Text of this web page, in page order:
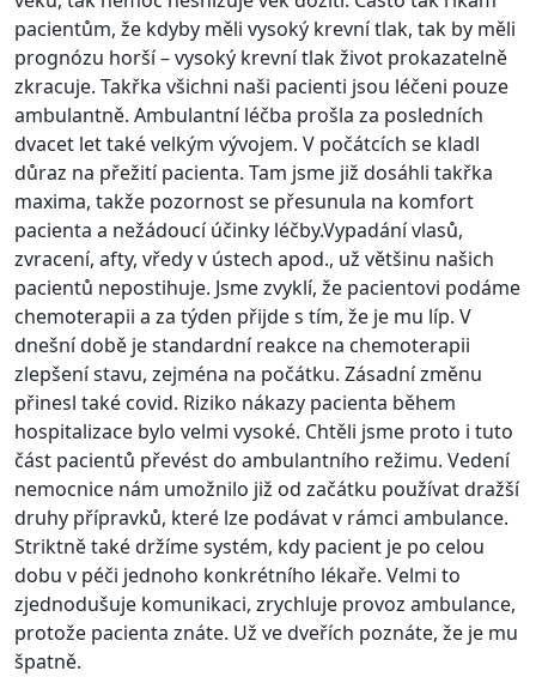
pacientům, že kdyby měli vysoký krevní tlak, tak by měli
prognózu horší – vysoký krevní tlak život prokazatelně
zkracuje. Takřka všichni naši pacienti jsou léčeni pouze
ambulantně. Ambulantní léčba prošla za posledních
dvacet let také velkým vývojem. V počátcích se kladl
důraz na přežití pacienta. Tam jsme již dosáhli takřka
maxima, takže pozornost se přesunula na komfort
pacienta a nežádoucí účinky léčby.Vypadání vlasů,
zvracení, afty, vředy v ústech apod., už většinu našich
pacientů nepostihuje. Jsme zvyklí, že pacientovi podáme
chemoterapii a za týden přijde s tím, že je mu líp. V
dnešní době je standardní reakce na chemoterapii
zlepšení stavu, zejména na počátku. Zásadní změnu
přinesl také covid. Riziko nákazy pacienta během
hospitalizace bylo velmi vysoké. Chtěli jsme proto i tuto
část pacientů převést do ambulantního režimu. Vedení
nemocnice nám umožnilo již od začátku používat dražší
druhy přípravků, které lze podávat v rámci ambulance.
Striktně také držíme systém, kdy pacient je po celou
dobu v péči jednoho konkrétního lékaře. Velmi to
zjednodušuje komunikaci, zrychluje provoz ambulance,
protože pacienta znáte. Už ve dveřích poznáte, že je mu
špatně.